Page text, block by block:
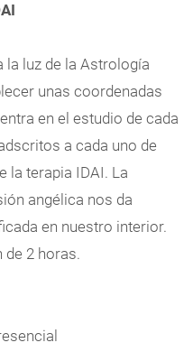
la luz de la Astrología
unas coordenadas
en el estudio de cada
a cada uno de
la terapia IDAI. La
angélica nos da
en nuestro interior.
de 2 horas.